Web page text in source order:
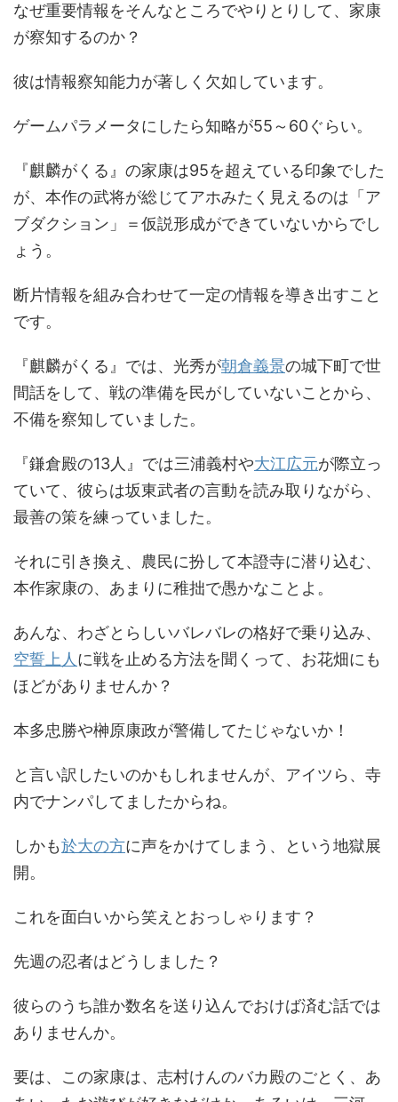
なぜ重要情報をそんなところでやりとりして、家康
が察知するのか？
彼は情報察知能力が著しく欠如しています。
ゲームパラメータにしたら知略が55～60ぐらい。
『麒麟がくる』の家康は95を超えている印象でした
が、本作の武将が総じてアホみたく見えるのは「ア
ブダクション」＝仮説形成ができていないからでし
ょう。
断片情報を組み合わせて一定の情報を導き出すこと
です。
『麒麟がくる』では、光秀が朝倉義景の城下町で世
間話をして、戦の準備を民がしていないことから、
不備を察知していました。
『鎌倉殿の13人』では三浦義村や大江広元が際立っ
ていて、彼らは坂東武者の言動を読み取りながら、
最善の策を練っていました。
それに引き換え、農民に扮して本證寺に潜り込む、
本作家康の、あまりに稚拙で愚かなことよ。
あんな、わざとらしいバレバレの格好で乗り込み、
空誓上人 に戦を止める方法を聞くって、お花畑にも
ほどがありませんか？
本多忠勝や榊原康政が警備してたじゃないか！
と言い訳したいのかもしれませんが、アイツら、寺
内でナンパしてましたからね。
しかも於大の方に声をかけてしまう、という地獄展
開。
これを面白いから笑えとおっしゃります？
先週の忍者はどうしました？
彼らのうち誰か数名を送り込んでおけば済む話では
ありませんか。
要は、この家康は、志村けんのバカ殿のごとく、あ